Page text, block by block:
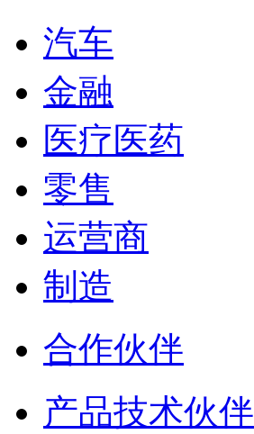
汽车
金融
医疗医药
零售
运营商
制造
合作伙伴
产品技术伙伴